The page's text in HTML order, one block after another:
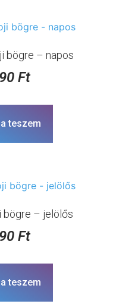
bögre – napos
Ft
teszem
bögre – jelölős
Ft
teszem